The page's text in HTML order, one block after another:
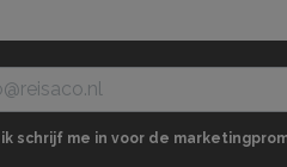
ik schrijf me in voor de